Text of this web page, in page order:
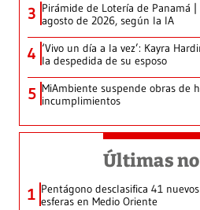
3 Pirámide de Lotería de Panamá
agosto de 2026, según la IA
4 ‘Vivo un día a la vez’: Kayra
la despedida de su esposo
5 MiAmbiente suspende obras de
incumplimientos
Últimas
1 Pentágono desclasifica 41
esferas en Medio Oriente